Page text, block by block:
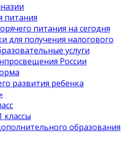
питания
питания на сегодня
для получения налогового
услуги
России
развития ребенка
классы
образования